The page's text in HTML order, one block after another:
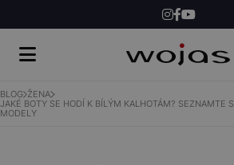
SHOP
BLOG ŽENA
JAKÉ BOTY SE HODÍ K BÍLÝM KALHOTÁM? SEZNAMTE
MODELY